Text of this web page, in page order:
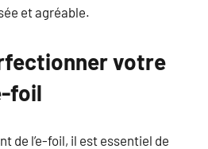
et agréable.
votre
foil
de l’e-foil, il est essentiel de